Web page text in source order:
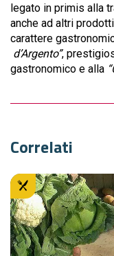
legato in primis alla
anche ad altri
carattere
d’Argento”,
gastronomico e alla
Correlati